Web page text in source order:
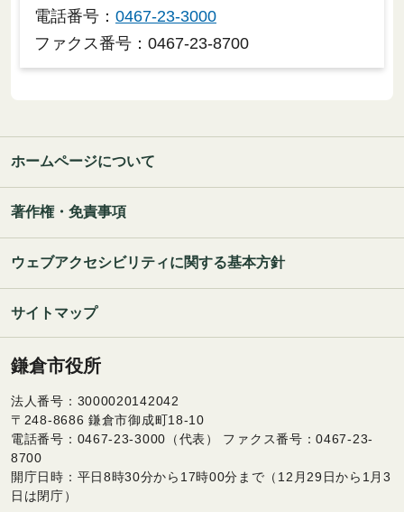
電話番号： 0467-23-3000
ファクス番号：0467-23-8700
ホームページについて
著作権・免責事項
ウェブアクセシビリティに関する基本方針
サイトマップ
鎌倉市役所
法人番号：3000020142042
〒248-8686 鎌倉市御成町18-10
電話番号：0467-23-3000（代表） ファクス番号：0467-23-
8700
開庁日時：平日8時30分から17時00分まで（12月29日から1月3
日は閉庁）